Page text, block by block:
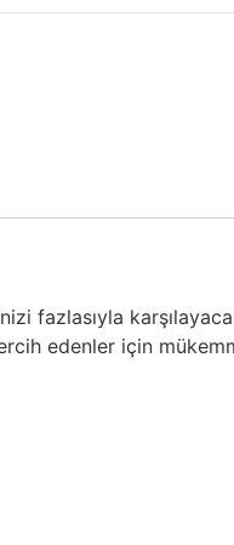
fazlasıyla
edenler için